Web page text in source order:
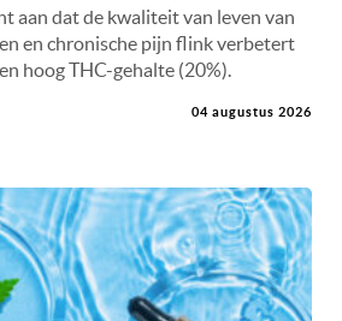
aan dat de kwaliteit van leven van
en chronische pijn flink verbetert
hoog THC-gehalte (20%).
04 augustus 2026